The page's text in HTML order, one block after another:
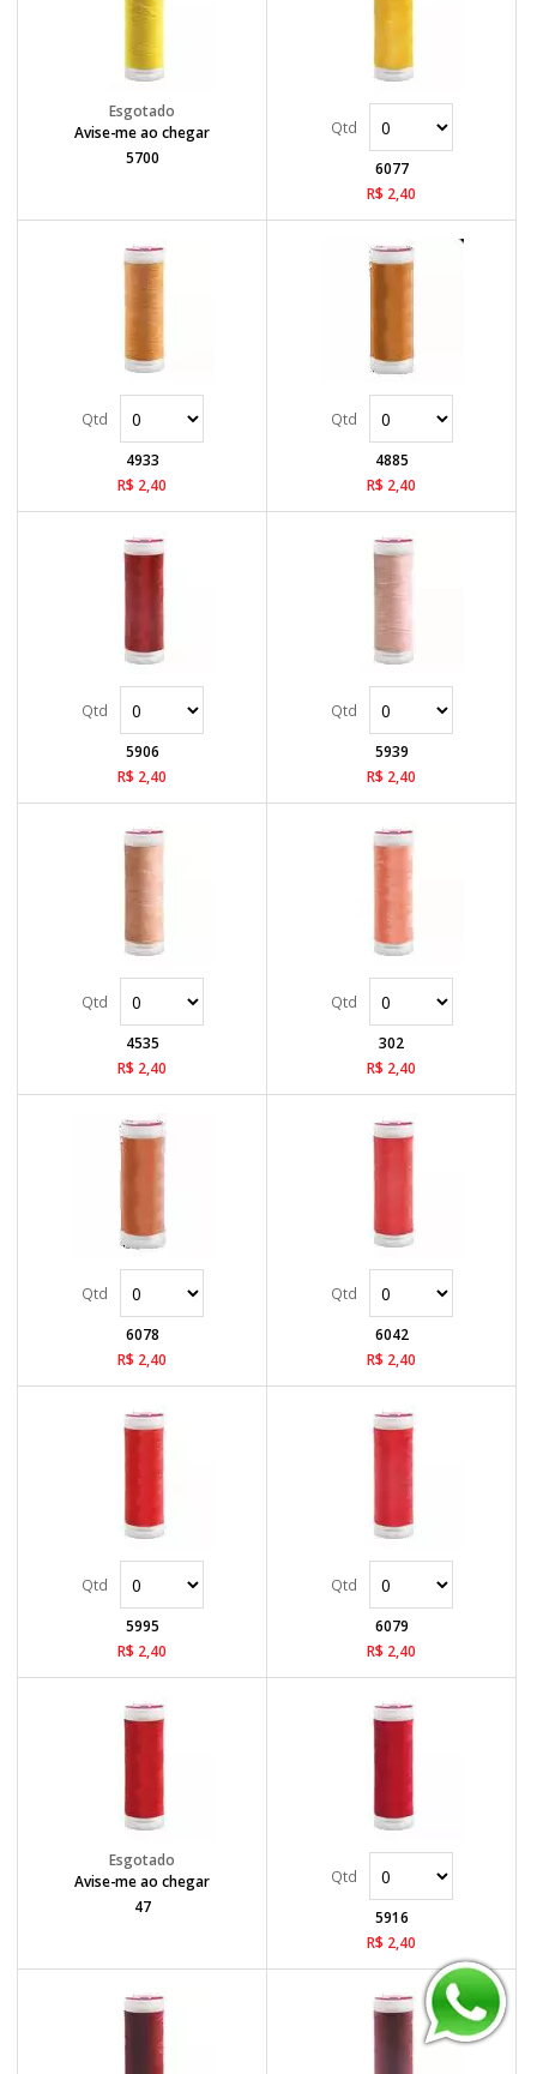
Avise-me ao chegar
5700
6077
R$ 2,40
4933
R$ 2,40
4885
R$ 2,40
5906
R$ 2,40
5939
R$ 2,40
4535
R$ 2,40
302
R$ 2,40
6078
R$ 2,40
6042
R$ 2,40
5995
R$ 2,40
6079
R$ 2,40
Avise-me ao chegar
47
5916
R$ 2,40